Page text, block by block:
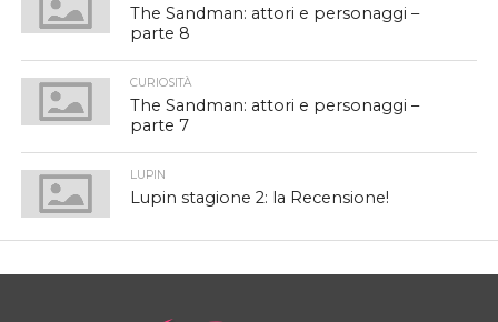
The Sandman: attori e personaggi –
parte 8
CURIOSITÀ
The Sandman: attori e personaggi –
parte 7
LUPIN
Lupin stagione 2: la Recensione!